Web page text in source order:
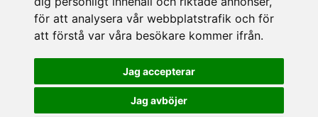
för att analysera vår webbplatstrafik och för
att förstå var våra besökare kommer ifrån.
Jag accepterar
Jag avböjer